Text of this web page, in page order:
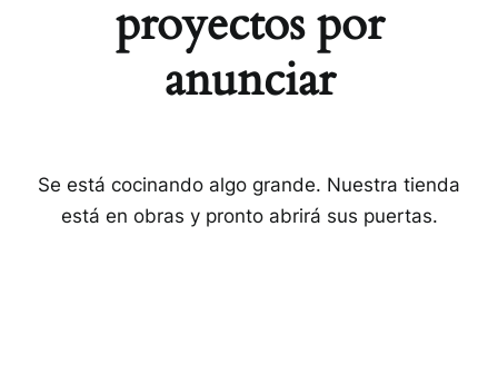
proyectos por
anunciar
Se está cocinando algo grande. Nuestra tienda
está en obras y pronto abrirá sus puertas.